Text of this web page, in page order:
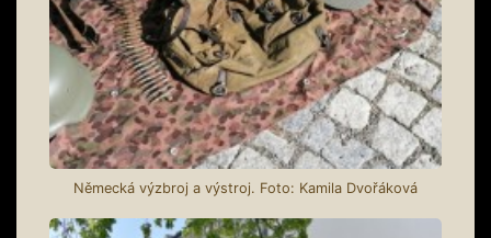
Německá výzbroj a výstroj. Foto: Kamila Dvořáková